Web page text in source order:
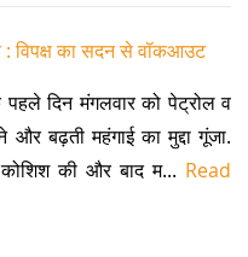
दिन मंगलवार को पेट्रोल व
बढ़ती महंगाई का मुद्दा गूंजा.
की और बाद म... Read